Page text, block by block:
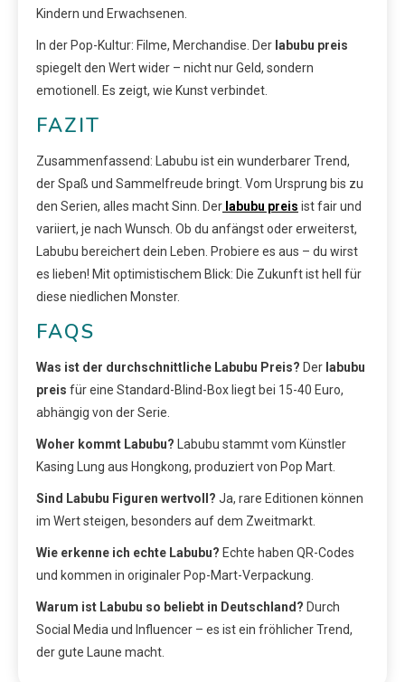
Kindern und Erwachsenen.
In der Pop-Kultur: Filme, Merchandise. Der labubu preis
spiegelt den Wert wider – nicht nur Geld, sondern
emotionell. Es zeigt, wie Kunst verbindet.
FAZIT
Zusammenfassend: Labubu ist ein wunderbarer Trend,
der Spaß und Sammelfreude bringt. Vom Ursprung bis zu
den Serien, alles macht Sinn. Der labubu preis ist fair und
variiert, je nach Wunsch. Ob du anfängst oder erweiterst,
Labubu bereichert dein Leben. Probiere es aus – du wirst
es lieben! Mit optimistischem Blick: Die Zukunft ist hell für
diese niedlichen Monster.
FAQS
Was ist der durchschnittliche Labubu Preis? Der labubu
preis für eine Standard-Blind-Box liegt bei 15-40 Euro,
abhängig von der Serie.
Woher kommt Labubu? Labubu stammt vom Künstler
Kasing Lung aus Hongkong, produziert von Pop Mart.
Sind Labubu Figuren wertvoll? Ja, rare Editionen können
im Wert steigen, besonders auf dem Zweitmarkt.
Wie erkenne ich echte Labubu? Echte haben QR-Codes
und kommen in originaler Pop-Mart-Verpackung.
Warum ist Labubu so beliebt in Deutschland? Durch
Social Media und Influencer – es ist ein fröhlicher Trend,
der gute Laune macht.